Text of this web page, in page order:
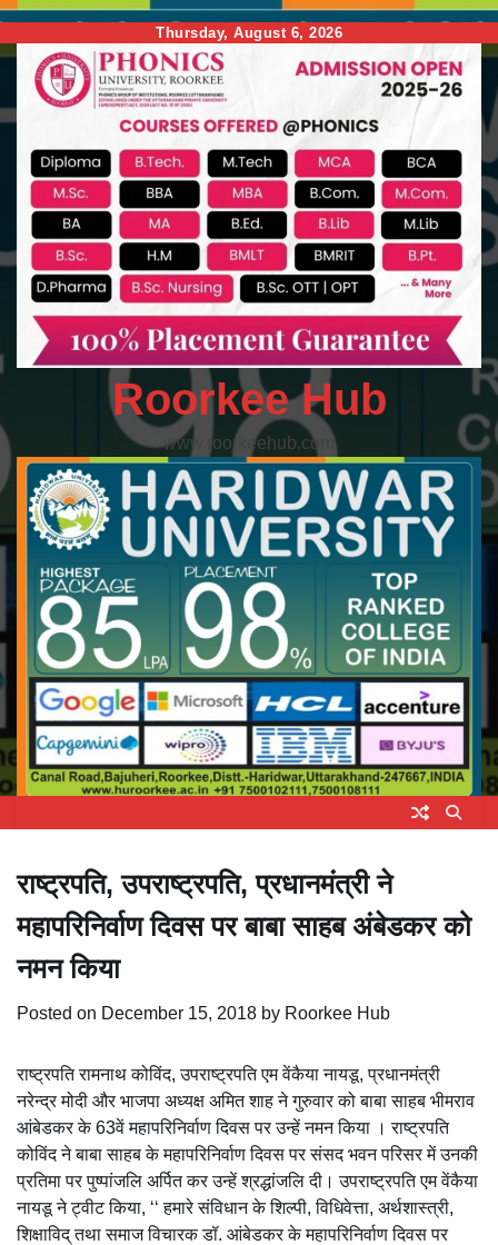
to
content
Thursday, August 6, 2026
Roorkee Hub
www.roorkeehub.com
राष्ट्रपति, उपराष्ट्रपति, प्रधानमंत्री ने
महापरिनिर्वाण दिवस पर बाबा साहब अंबेडकर को
नमन किया
Posted on December 15, 2018 by Roorkee Hub
राष्ट्रपति रामनाथ कोविंद, उपराष्ट्रपति एम वेंकैया नायडू, प्रधानमंत्री
नरेन्द्र मोदी और भाजपा अध्यक्ष अमित शाह ने गुरुवार को बाबा साहब भीमराव
आंबेडकर के 63वें महापरिनिर्वाण दिवस पर उन्हें नमन किया । राष्ट्रपति
कोविंद ने बाबा साहब के महापरिनिर्वाण दिवस पर संसद भवन परिसर में उनकी
प्रतिमा पर पुष्पांजलि अर्पित कर उन्हें श्रद्धांजलि दी। उपराष्ट्रपति एम वेंकैया
नायडू ने ट्वीट किया, ‘‘ हमारे संविधान के शिल्पी, विधिवेत्ता, अर्थशास्त्री,
शिक्षाविद् तथा समाज विचारक डॉ. आंबेडकर के महापरिनिर्वाण दिवस पर